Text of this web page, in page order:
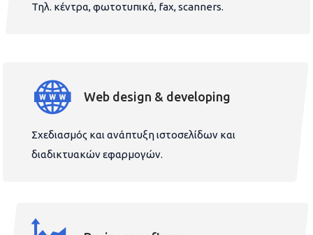
Τηλ. κέντρα, φωτοτυπικά, fax, scanners.
Web design & developing
Σχεδιασμός και ανάπτυξη ιστοσελίδων και
διαδικτυακών εφαρμογών.